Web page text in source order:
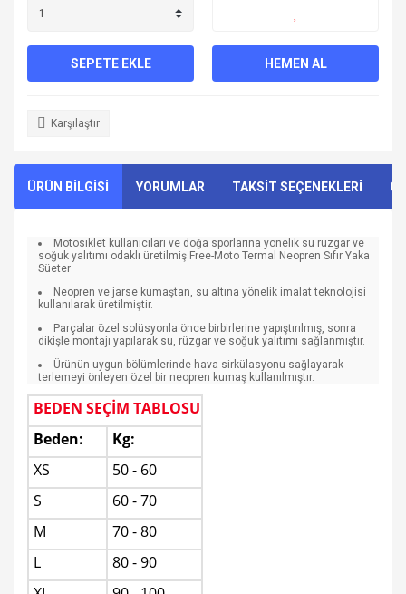
SEPETE EKLE HEMEN AL
Karşılaştır
ÜRÜN BİLGİSİ YORUMLAR TAKSİT SEÇENEKLERİ
Motosiklet kullanıcıları ve doğa sporlarına yönelik su rüzgar ve
soğuk yalıtımı odaklı üretilmiş Free-Moto Termal Neopren Sıfır Yaka
Süeter
Neopren ve jarse kumaştan, su altına yönelik imalat teknolojisi
kullanılarak üretilmiştir.
Parçalar özel solüsyonla önce birbirlerine yapıştırılmış, sonra
dikişle montajı yapılarak su, rüzgar ve soğuk yalıtımı sağlanmıştır.
Ürünün uygun bölümlerinde hava sirkülasyonu sağlayarak
terlemeyi önleyen özel bir neopren kumaş kullanılmıştır.
BEDEN SEÇİM TABLOSU
Beden:
Kg:
XS
50 - 60
S
60 - 70
M
70 - 80
L
80 - 90